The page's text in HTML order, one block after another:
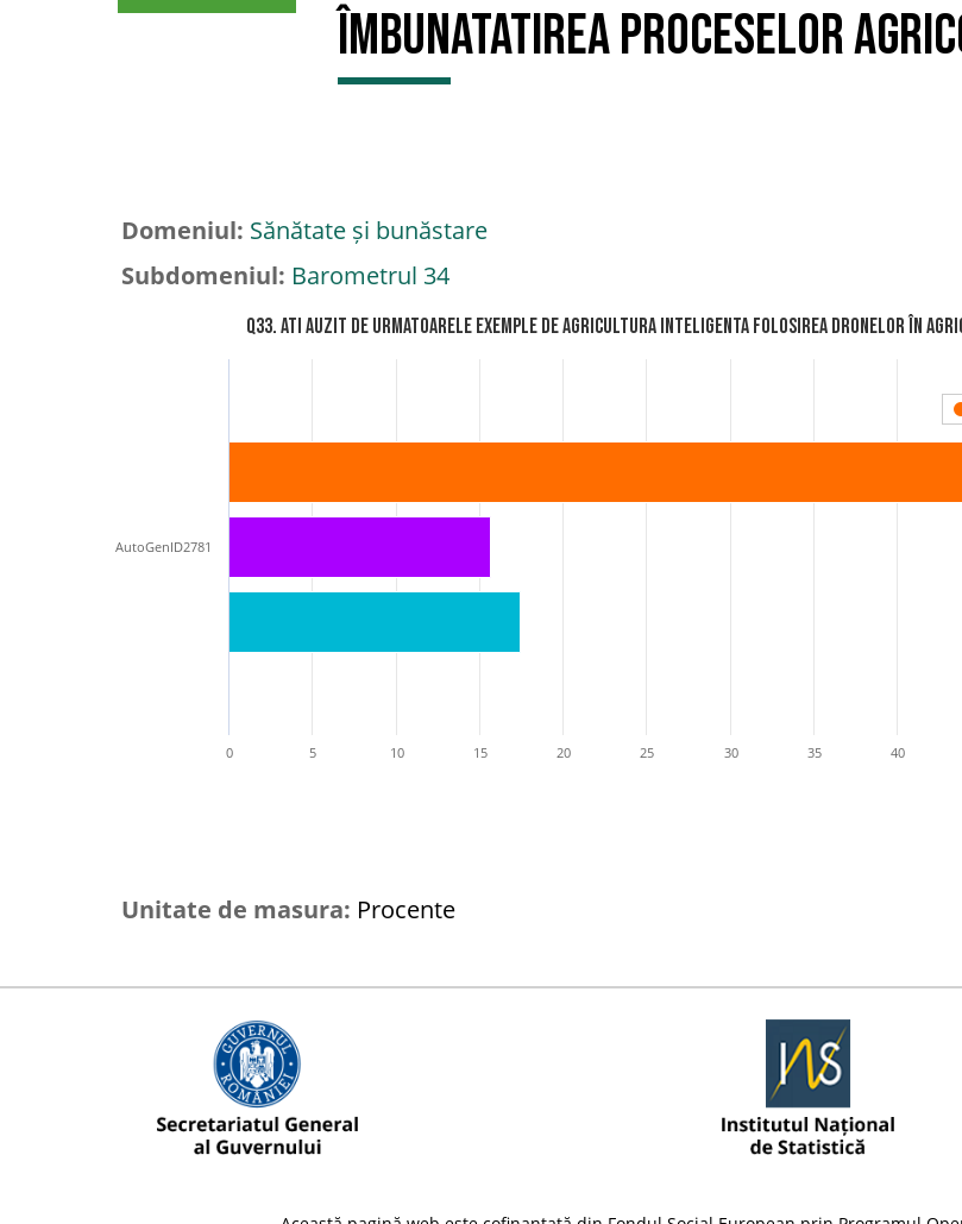
îmbunatatirea proceselor
Domeniul: Sănătate și bunăstare
Subdomeniul: Barometrul 34
Q33. Ati auzit de urmatoarele exemple de AGRICULTURA INTELIGENTA Folosirea dronelor
AutoGenID2781
0 5 10 15 20 25 30 35 40
Unitate de masura: Procente